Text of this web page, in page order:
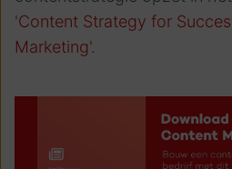
'Content Strategy for
Marketing'.